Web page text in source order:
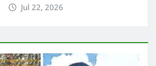
Jul 22, 2026